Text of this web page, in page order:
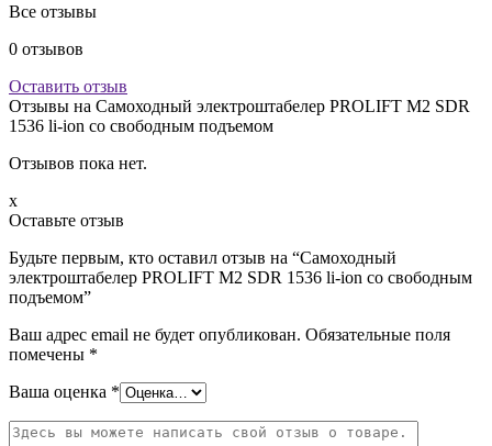
Все отзывы
0 отзывов
Оставить отзыв
Отзывы на Самоходный электроштабелер PROLIFT M2 SDR
1536 li-ion со свободным подъемом
Отзывов пока нет.
x
Оставьте отзыв
Будьте первым, кто оставил отзыв на “Самоходный
электроштабелер PROLIFT M2 SDR 1536 li-ion со свободным
подъемом”
Ваш адрес email не будет опубликован. Обязательные поля
помечены *
Ваша оценка *